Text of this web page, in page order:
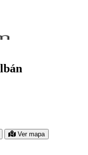
ir a su página
Ver mapa